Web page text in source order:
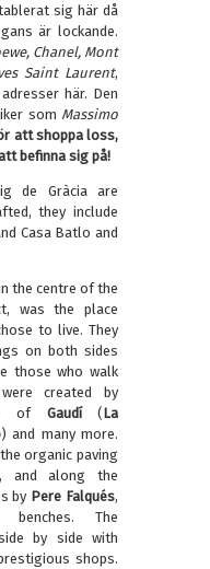
sig här då
är lockande.
Chanel, Mont
Saint Laurent,
här. Den
som Massimo
att shoppa loss,
befinna sig på!
de Gràcia are
they include
Casa Batlo and
the centre of the
was the place
to live. They
on both sides
those who walk
created by
of Gaudí ( La
) and many more.
organic paving
, and along the
by Pere Falqués,
The
by side with
shops.